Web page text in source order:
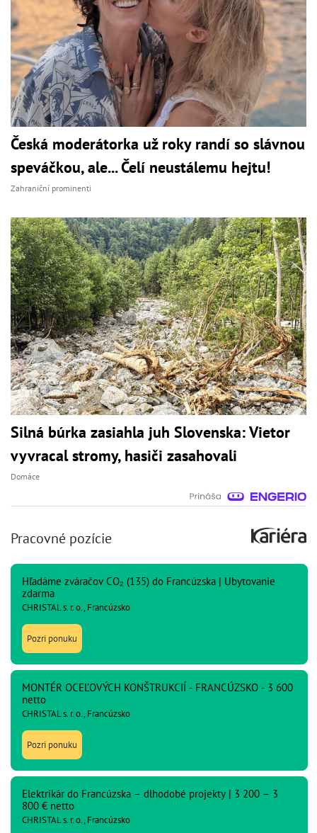
Česká moderátorka už roky randí so slávnou
speváčkou, ale... Čelí neustálemu hejtu!
Zahraniční prominenti
Silná búrka zasiahla juh Slovenska: Vietor
vyvracal stromy, hasiči zasahovali
Domáce
Pracovné pozície
Hľadáme zváračov CO₂ (135) do Francúzska | Ubytovanie
zdarma
CHRISTAL s. r. o., Francúzsko
Pozri ponuku
MONTÉR OCEĽOVÝCH KONŠTRUKCIÍ - FRANCÚZSKO - 3 600
netto
CHRISTAL s. r. o., Francúzsko
Pozri ponuku
Elektrikár do Francúzska – dlhodobé projekty | 3 200 – 3
800 € netto
CHRISTAL s. r. o., Francúzsko